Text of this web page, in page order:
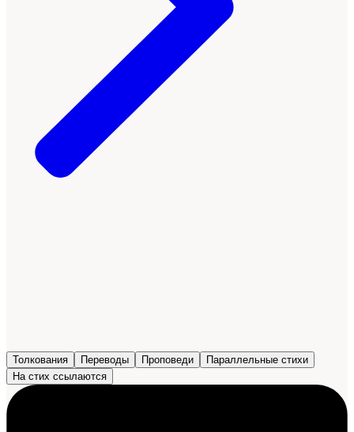
Толкования Переводы Проповеди
Параллельные стихи
На стих ссылаются